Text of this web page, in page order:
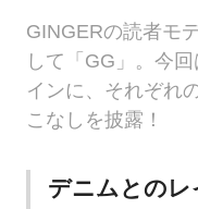
GINGERの読者モ
して「GG」。今
インに、それぞれ
こなしを披露！
デニムとの